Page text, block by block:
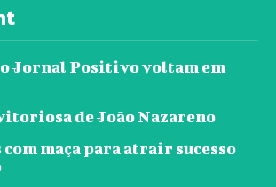
Jornal Positivo voltam em
de João Nazareno
com maçã para atrair sucesso